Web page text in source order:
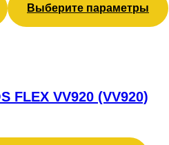
Выберите параметры
можно
выбрать
FLEX VV920 (VV920)